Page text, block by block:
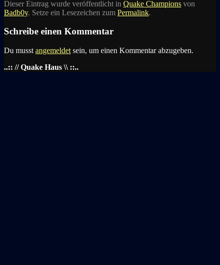
Dieser Eintrag wurde veröffentlicht in Quake Champions von
Badb0y. Setze ein Lesezeichen zum Permalink.
Schreibe einen Kommentar
Du musst angemeldet sein, um einen Kommentar abzugeben.
..:: // Quake Haus \\ ::..